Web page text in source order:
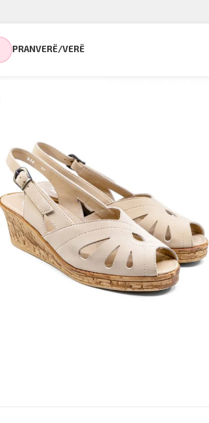
PRANVERË/VERË